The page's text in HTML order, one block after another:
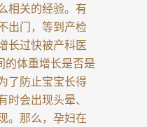
相关的经验。有
出门，等到产检
长过快被产科医
的体重增长是否是
了防止宝宝长得
会出现头晕、
。那么，孕妇在